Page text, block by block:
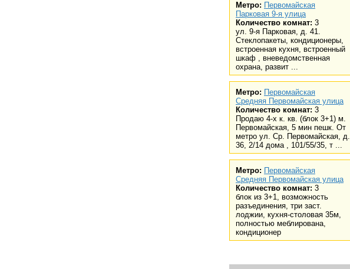
Метро: Первомайская
Парковая 9-я улица
Количество комнат: 3
ул. 9-я Парковая, д. 41.
Стеклопакеты, кондиционеры,
встроенная кухня, встроенный
шкаф , вневедомственная
охрана, развит ...
Метро: Первомайская
Средняя Первомайская улица
Количество комнат: 3
Продаю 4-х к. кв. (блок 3+1) м.
Первомайская, 5 мин пешк. От
метро ул. Ср. Первомайская, д.
36, 2/14 дома , 101/55/35, т ...
Метро: Первомайская
Средняя Первомайская улица
Количество комнат: 3
блок из 3+1, возможность
разъединения, три заст.
лоджии, кухня-столовая 35м,
полностью меблирована,
кондиционер